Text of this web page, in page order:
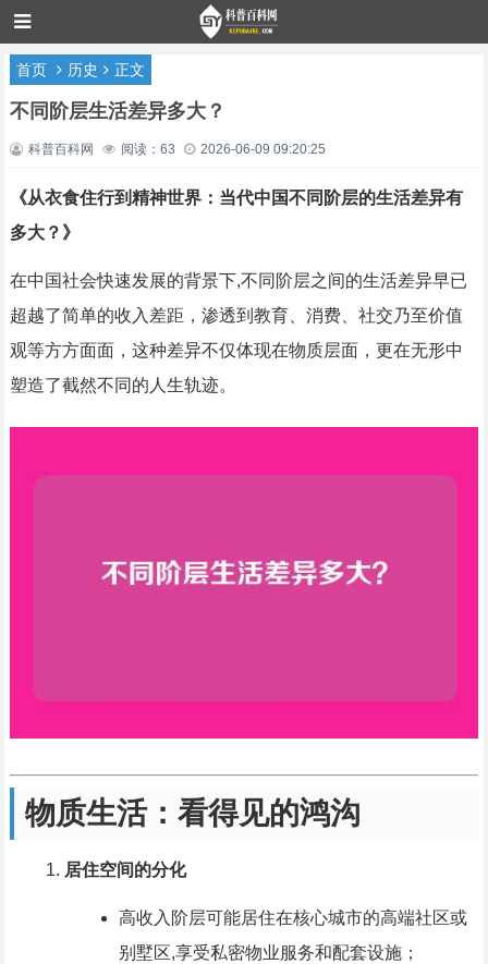
首页 历史 正文
不同阶层生活差异多大？
科普百科网 阅读：63 2026-06-09 09:20:25
《从衣食住行到精神世界：当代中国不同阶层的生活差异有
多大？》
在中国社会快速发展的背景下,不同阶层之间的生活差异早已
超越了简单的收入差距，渗透到教育、消费、社交乃至价值
观等方方面面，这种差异不仅体现在物质层面，更在无形中
塑造了截然不同的人生轨迹。
物质生活：看得见的鸿沟
居住空间的分化
高收入阶层可能居住在核心城市的高端社区或
别墅区,享受私密物业服务和配套设施；